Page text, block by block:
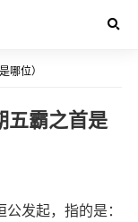
哪位）
五霸之首是
发起，指的是：